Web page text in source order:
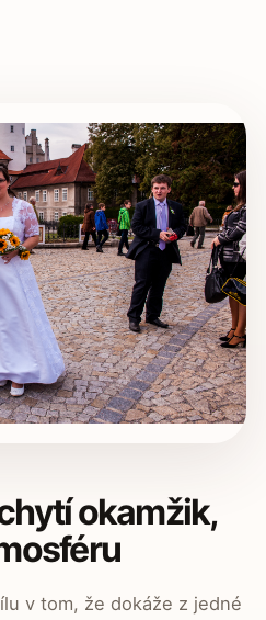
okamžik,
v tom, že dokáže z jedné